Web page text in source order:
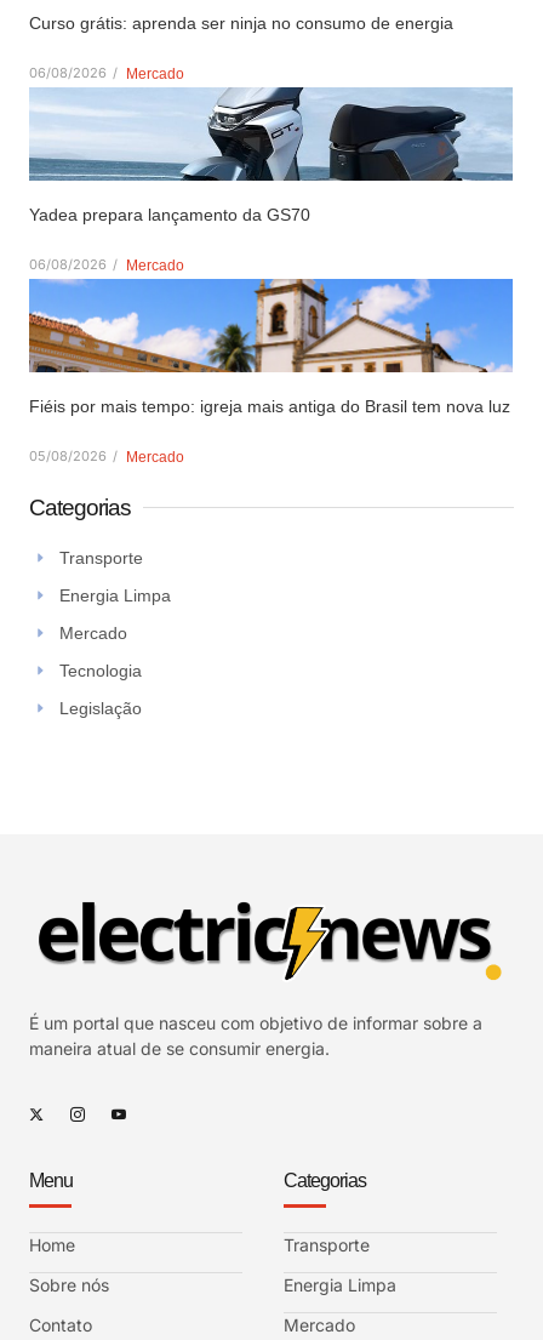
Curso grátis: aprenda ser ninja no consumo de energia
06/08/2026 / Mercado
Yadea prepara lançamento da GS70
06/08/2026 / Mercado
Fiéis por mais tempo: igreja mais antiga do Brasil tem nova luz
05/08/2026 / Mercado
Categorias
Transporte
Energia Limpa
Mercado
Tecnologia
Legislação
É um portal que nasceu com objetivo de informar sobre a
maneira atual de se consumir energia.
Menu
Home
Sobre nós
Contato
Categorias
Transporte
Energia Limpa
Mercado